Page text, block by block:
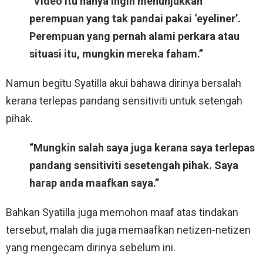
perempuan yang tak pandai pakai ‘eyeliner’.
Perempuan yang pernah alami perkara atau
situasi itu, mungkin mereka faham.”
Namun begitu Syatilla akui bahawa dirinya bersalah
kerana terlepas pandang sensitiviti untuk setengah
pihak.
“Mungkin salah saya juga kerana saya terlepas
pandang sensitiviti sesetengah pihak. Saya
harap anda maafkan saya.”
Bahkan Syatilla juga memohon maaf atas tindakan
tersebut, malah dia juga memaafkan netizen-netizen
yang mengecam dirinya sebelum ini.